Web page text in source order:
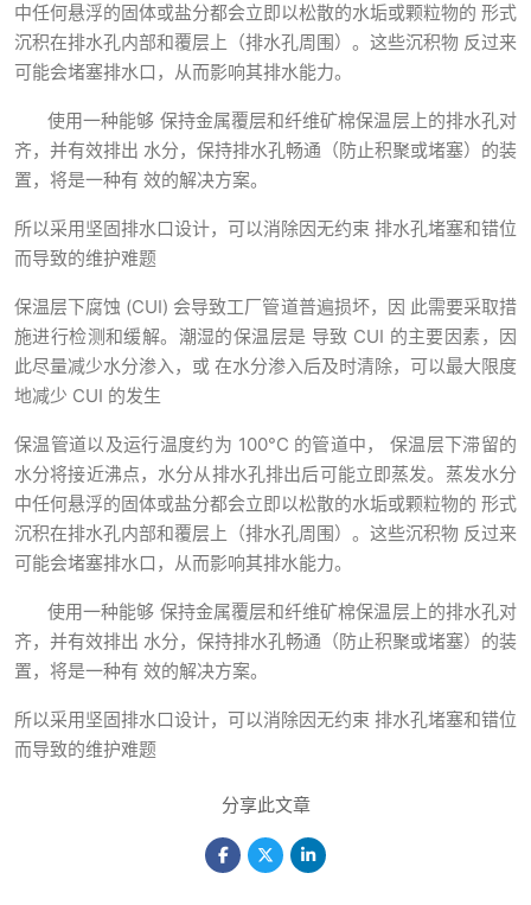
中任何悬浮的固体或盐分都会⽴即以松散的⽔垢或颗粒物的 形式
沉积在排⽔孔内部和覆层上（排⽔孔周围）。这些沉积物 反过来
可能会堵塞排⽔⼝，从⽽影响其排⽔能⼒。
使⽤⼀种能够 保持⾦属覆层和纤维矿棉保温层上的排⽔孔对
⻬，并有效排出 ⽔分，保持排⽔孔畅通（防⽌积聚或堵塞）的装
置，将是⼀种有 效的解决⽅案。
所以采用坚固排⽔⼝设计，可以消除因⽆约束 排⽔孔堵塞和错位
⽽导致的维护难题
保温层下腐蚀 (CUI) 会导致⼯⼚管道普遍损坏，因 此需要采取措
施进⾏检测和缓解。潮湿的保温层是 导致 CUI 的主要因素，因
此尽量减少⽔分渗⼊，或 在⽔分渗⼊后及时清除，可以最⼤限度
地减少 CUI 的发⽣
保温管道以及运⾏温度约为 100°C 的管道中， 保温层下滞留的
⽔分将接近沸点，⽔分从排⽔孔排出后可能⽴即蒸发。蒸发⽔分
中任何悬浮的固体或盐分都会⽴即以松散的⽔垢或颗粒物的 形式
沉积在排⽔孔内部和覆层上（排⽔孔周围）。这些沉积物 反过来
可能会堵塞排⽔⼝，从⽽影响其排⽔能⼒。
使⽤⼀种能够 保持⾦属覆层和纤维矿棉保温层上的排⽔孔对
⻬，并有效排出 ⽔分，保持排⽔孔畅通（防⽌积聚或堵塞）的装
置，将是⼀种有 效的解决⽅案。
所以采用坚固排⽔⼝设计，可以消除因⽆约束 排⽔孔堵塞和错位
⽽导致的维护难题
分享此文章